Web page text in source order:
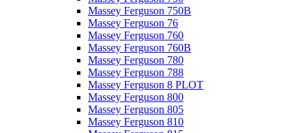
Massey Ferguson 750B
Massey Ferguson 76
Massey Ferguson 760
Massey Ferguson 760B
Massey Ferguson 780
Massey Ferguson 788
Massey Ferguson 8 PLOT
Massey Ferguson 800
Massey Ferguson 805
Massey Ferguson 810